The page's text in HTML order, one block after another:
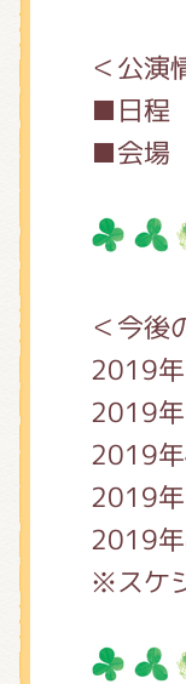
＜公演
■日程
■会場
＜今後
2019
2019
2019
2019
※スケ